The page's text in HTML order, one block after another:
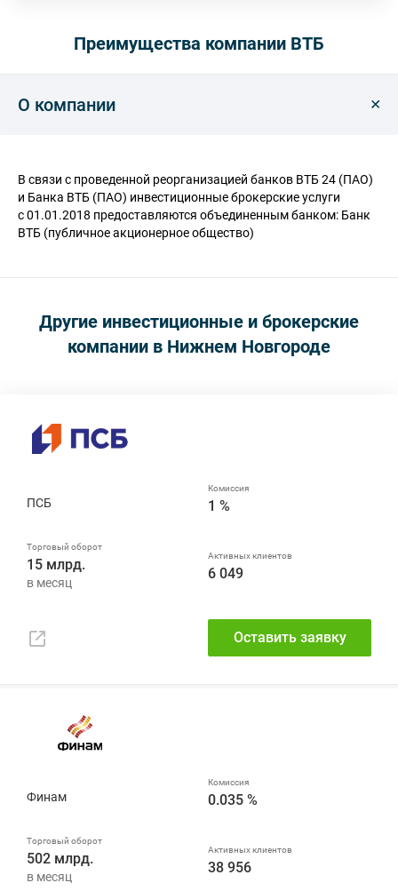
Преимущества компании ВТБ
О компании
В связи с проведенной реорганизацией банков ВТБ 24 (ПАО)
и Банка ВТБ (ПАО) инвестиционные брокерские услуги
с 01.01.2018 предоставляются объединенным банком: Банк
ВТБ (публичное акционерное общество)
Другие инвестиционные и брокерские
компании в Нижнем Новгороде
ПСБ 1 %
15 млрд.
6 049
Оставить заявку
Финам 0.035 %
502 млрд.
38 956